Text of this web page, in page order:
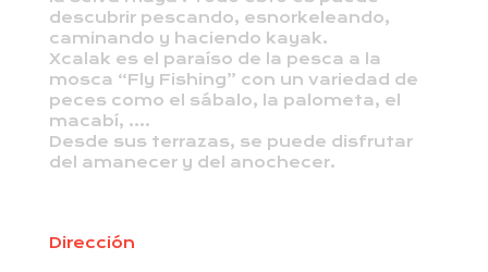
descubrir pescando, esnorkeleando,
caminando y haciendo kayak.
Xcalak es el paraíso de la pesca a la
mosca “Fly Fishing” con un variedad de
peces como el sábalo, la palometa, el
macabí, ….
Desde sus terrazas, se puede disfrutar
del amanecer y del anochecer.
Dirección